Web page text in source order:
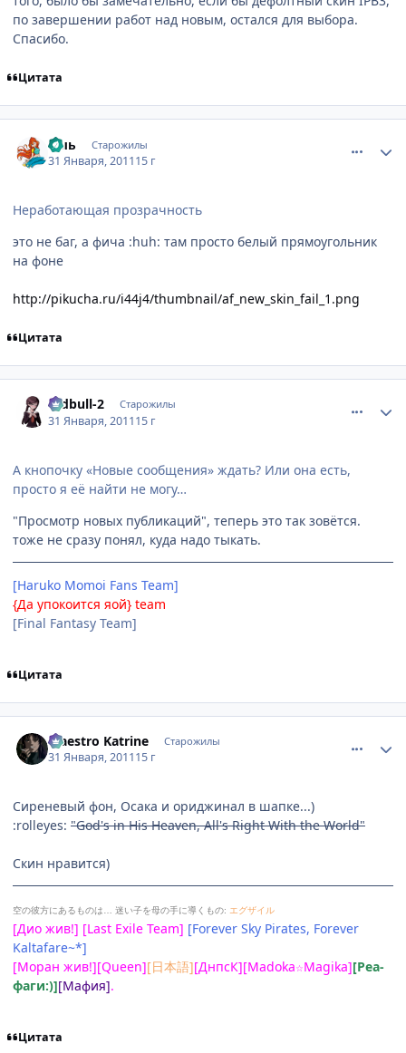
по завершении работ над новым, остался для выбора.
Спасибо.
Цитата
ъыь Старожилы
31 Января, 201115 г
Неработающая прозрачность
это не баг, а фича :huh: там просто белый прямоугольник
на фоне
http://pikucha.ru/i44j4/thumbnail/af_new_skin_fail_1.png
Цитата
redbull-2 Старожилы
31 Января, 201115 г
А кнопочку «Новые сообщения» ждать? Или она есть,
просто я её найти не могу…
"Просмотр новых публикаций", теперь это так зовётся.
тоже не сразу понял, куда надо тыкать.
[Haruko Momoi Fans Team]
{Да упокоится яой} team
[Final Fantasy Team]
Цитата
Maestro Katrine Старожилы
31 Января, 201115 г
Сиреневый фон, Осака и ориджинал в шапке...)
:rolleyes: "God's in His Heaven, All's Right With the World"
Скин нравится)
空の彼方にあるものは… 迷い子を母の手に導くもの: エグザイル
[Дио жив!] [Last Exile Team] [Forever Sky Pirates, Forever
Kaltafare~*]
[Моран жив!][Queen][日本語][ДнпсК][Madoka☆Magika][Реа-
фаги:)][Мафия].
Цитата